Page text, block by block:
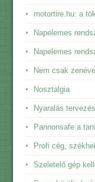
motortire.hu: a
Napelemes
Napelemes
Nem csak
Nosztalgia
Nyaralás
Pannonsafe a
Profi cég,
Szeletelő gép